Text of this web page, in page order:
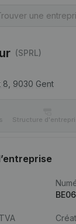
(SPRL)
9030 Gent
Structure